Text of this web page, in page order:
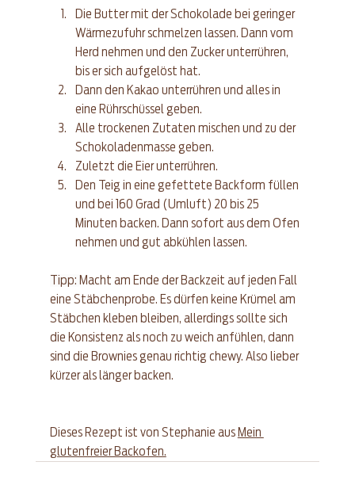
Die Butter mit der Schokolade bei geringer
Wärmezufuhr schmelzen lassen. Dann vom
Herd nehmen und den Zucker unterrühren,
bis er sich aufgelöst hat.
Dann den Kakao unterrühren und alles in
eine Rührschüssel geben.
Alle trockenen Zutaten mischen und zu der
Schokoladenmasse geben.
Zuletzt die Eier unterrühren.
Den Teig in eine gefettete Backform füllen
und bei 160 Grad (Umluft) 20 bis 25
Minuten backen. Dann sofort aus dem Ofen
nehmen und gut abkühlen lassen.
Tipp: Macht am Ende der Backzeit auf jeden Fall
eine Stäbchenprobe. Es dürfen keine Krümel am
Stäbchen kleben bleiben, allerdings sollte sich
die Konsistenz als noch zu weich anfühlen, dann
sind die Brownies genau richtig chewy. Also lieber
kürzer als länger backen.
Dieses Rezept ist von Stephanie aus Mein
glutenfreier Backofen.